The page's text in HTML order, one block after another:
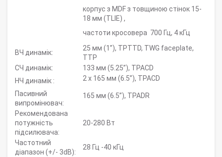
корпус з MDF з товщиною стінок 15-
18 мм (TLIE) ,
частоти кросовера 700 Гц, 4 кГц
ВЧ динамік:
25 мм (1”), TPTTD, TWG faceplate,
TTP
СЧ динамік:
133 мм (5.25”), TPACD
НЧ динамік :
2 x 165 мм (6.5”), TPACD
Пасивний
випромінювач:
165 мм (6.5”), TPADR
Рекомендована
потужність
підсилювача:
20-280 Вт
Частотний
діапазон (+/- 3dB):
28 Гц -40 кГц